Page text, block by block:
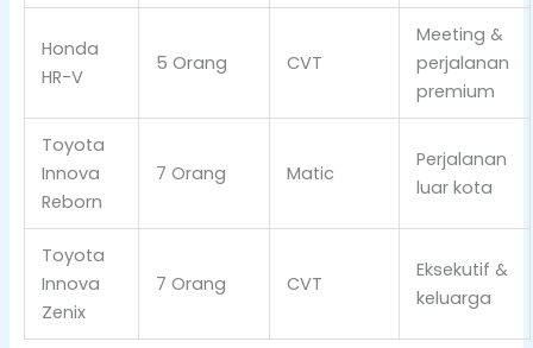
Honda
HR-V
5 Orang CVT
Meeting &
perjalanan
premium
Toyota
Innova
Reborn
7 Orang Matic
Perjalanan
luar kota
Toyota
Innova
Zenix
7 Orang CVT
Eksekutif &
keluarga